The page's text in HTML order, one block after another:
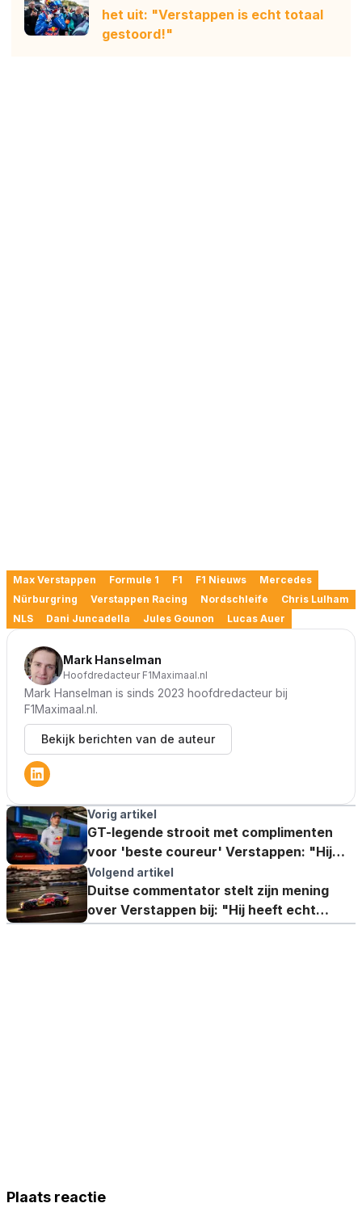
het uit: "Verstappen is echt totaal
gestoord!"
Max Verstappen Formule 1 F1 F1 Nieuws
Mercedes
Nürburgring
Verstappen Racing Nordschleife
Chris Lulham
NLS
Dani Juncadella Jules Gounon Lucas Auer
Mark Hanselman
Hoofdredacteur F1Maximaal.nl
Mark Hanselman is sinds 2023 hoofdredacteur bij
F1Maximaal.nl.
Bekijk berichten van de auteur
Vorig artikel
GT-legende strooit met complimenten
voor 'beste coureur' Verstappen: "Hij
heeft het bewezen"
Volgend artikel
Duitse commentator stelt zijn mening
over Verstappen bij: "Hij heeft echt
gemazzeld"
Plaats reactie